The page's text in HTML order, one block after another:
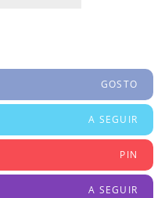
GOSTO
A SEGUIR
PIN
A SEGUIR